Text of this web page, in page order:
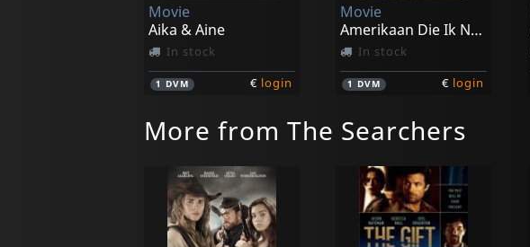
Movie
Aika & Aine
In stock
1 DVM € login
Movie
Amerikaan Die Ik Nooit Geweest Ben
In stock
1 DVM € login
More from The Searchers